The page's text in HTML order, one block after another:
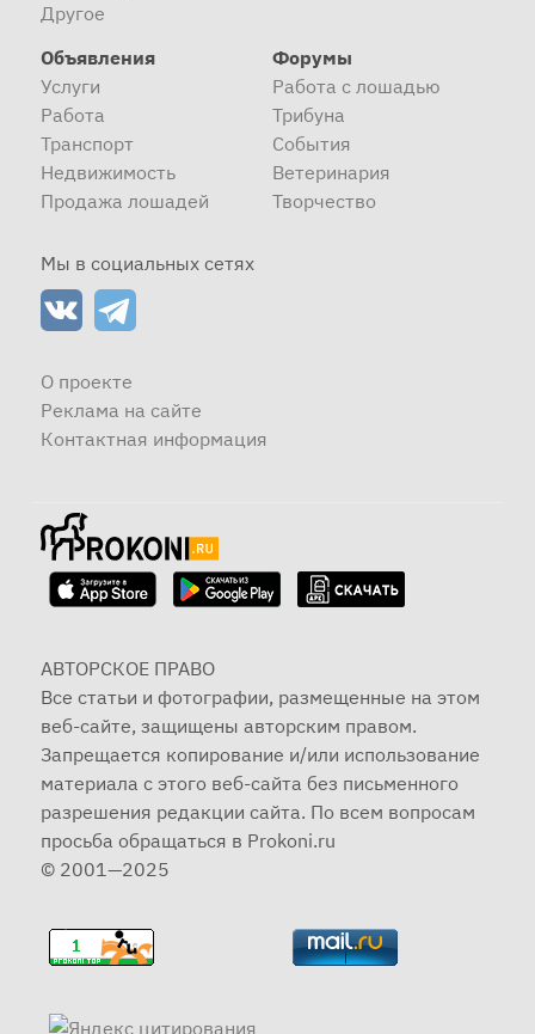
Другое
Объявления
Услуги
Работа
Транспорт
Недвижимость
Продажа лошадей
Форумы
Работа с лошадью
Трибуна
События
Ветеринария
Творчество
Мы в социальных сетях
О проекте
Реклама на сайте
Контактная информация
АВТОРСКОЕ ПРАВО
Все статьи и фотографии, размещенные на этом
веб-сайте, защищены авторским правом.
Запрещается копирование и/или использование
материала с этого веб-сайта без письменного
разрешения редакции сайта. По всем вопросам
просьба обращаться в Prokoni.ru
© 2001—2025